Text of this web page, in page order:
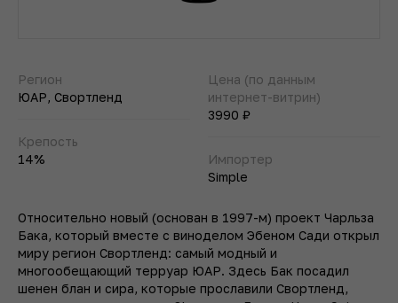
Регион
ЮАР, Свортленд
Крепость
14%
Цена (по данным
интернет-витрин)
3990 ₽
Импортер
Simple
Относительно новый (основан в 1997-м) проект Чарльза
Бака, который вместе с виноделом Эбеном Сади открыл
миру регион Свортленд: самый модный и
многообещающий терруар ЮАР. Здесь Бак посадил
шенен блан и сира, которые прославили Свортленд,